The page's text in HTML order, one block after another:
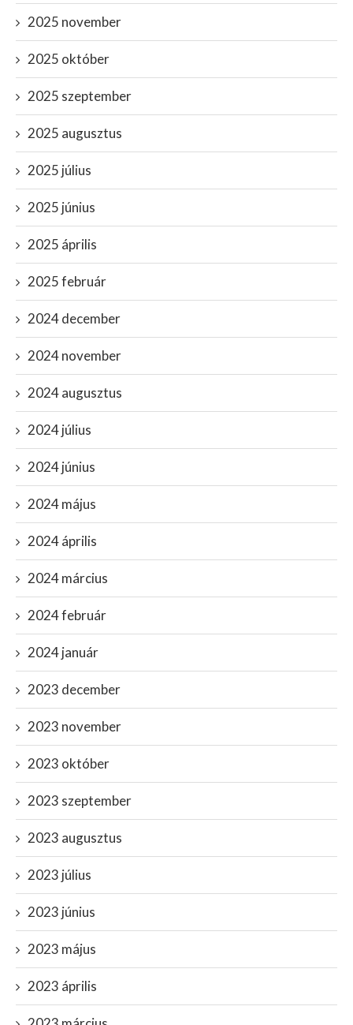
2025 november
2025 október
2025 szeptember
2025 augusztus
2025 július
2025 június
2025 április
2025 február
2024 december
2024 november
2024 augusztus
2024 július
2024 június
2024 május
2024 április
2024 március
2024 február
2024 január
2023 december
2023 november
2023 október
2023 szeptember
2023 augusztus
2023 július
2023 június
2023 május
2023 április